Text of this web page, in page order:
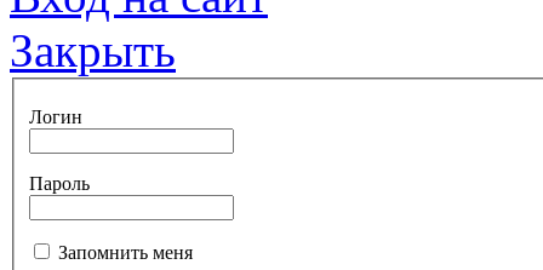
Закрыть
Логин
Пароль
Запомнить меня